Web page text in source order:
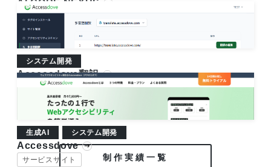
AI CORE NEXUS
BtoB
システム開発
Accessdove翻訳
生成AI システム開発
Accessdove
サービスサイト 制作実績一覧